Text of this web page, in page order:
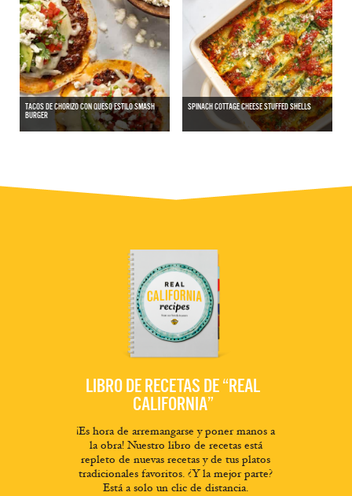
TACOS DE CHORIZO CON QUESO ESTILO SMASH
BURGER
SPINACH COTTAGE CHEESE STUFFED SHELLS
LIBRO DE RECETAS DE “REAL
CALIFORNIA”
¡Es hora de arremangarse y poner manos a
la obra! Nuestro libro de recetas está
repleto de nuevas recetas y de tus platos
tradicionales favoritos. ¿Y la mejor parte?
Está a solo un clic de distancia.